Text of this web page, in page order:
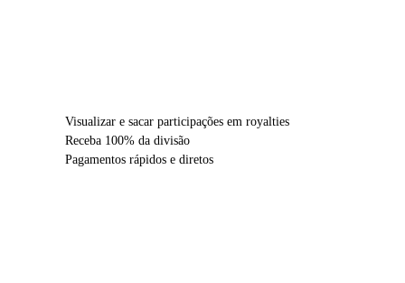
Visualizar e sacar participações em royalties
Receba 100% da divisão
Pagamentos rápidos e diretos